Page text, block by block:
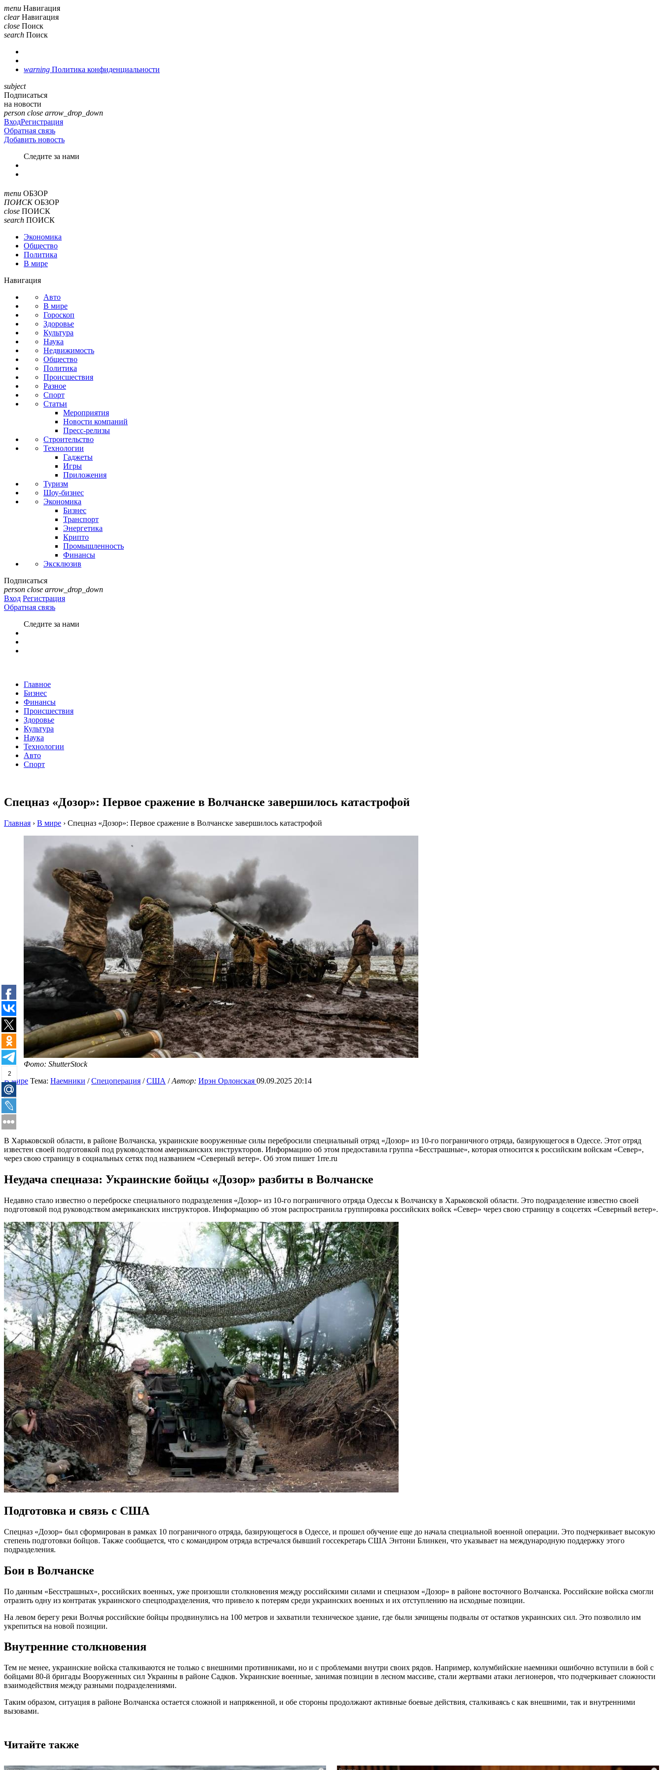
2
menu Навигация
clear Навигация
close Поиск
search Поиск
warning Политика конфиденциальности
subject
Подписаться
на новости
person close arrow_drop_down
ВходРегистрация
Обратная связь
Добавить новость
Cледите за нами
menu ОБЗОР
ПОИСК ОБЗОР
close ПОИСК
search ПОИСК
Экономика
Общество
Политика
В мире
Навигация
Авто
В мире
Гороскоп
Здоровье
Культура
Наука
Недвижимость
Общество
Политика
Происшествия
Разное
Спорт
Статьи
Мероприятия
Новости компаний
Пресс-релизы
Строительство
Технологии
Гаджеты
Игры
Приложения
Туризм
Шоу-бизнес
Экономика
Бизнес
Транспорт
Энергетика
Крипто
Промышленность
Финансы
Эксклюзив
Подписаться
person close arrow_drop_down
Вход Регистрация
Обратная связь
Следите за нами
Главное
Бизнес
Финансы
Происшествия
Здоровье
Культура
Наука
Технологии
Авто
Спорт
Спецназ «Дозор»: Первое сражение в Волчанске завершилось катастрофой
Главная › В мире › Спецназ «Дозор»: Первое сражение в Волчанске завершилось катастрофой
Фото: ShutterStock
В мире Тема: Наемники /Спецоперация /США /Автор: Ирэн Орлонская 09.09.2025 20:14
В Харьковской области, в районе Волчанска, украинские вооруженные силы перебросили специальный отряд «Дозор» из 10-го пограничного отряда, базирующегося в Одессе. Этот отряд
известен своей подготовкой под руководством американских инструкторов. Информацию об этом предоставила группа «Бесстрашные», которая относится к российским войскам «Север»,
через свою страницу в социальных сетях под названием «Северный ветер». Об этом пишет 1rre.ru
Неудача спецназа: Украинские бойцы «Дозор» разбиты в Волчанске
Недавно стало известно о переброске специального подразделения «Дозор» из 10-го пограничного отряда Одессы к Волчанску в Харьковской области. Это подразделение известно своей
подготовкой под руководством американских инструкторов. Информацию об этом распространила группировка российских войск «Север» через свою страницу в соцсетях «Северный ветер».
Подготовка и связь с США
Спецназ «Дозор» был сформирован в рамках 10 пограничного отряда, базирующегося в Одессе, и прошел обучение еще до начала специальной военной операции. Это подчеркивает высокую
степень подготовки бойцов. Также сообщается, что с командиром отряда встречался бывший госсекретарь США Энтони Блинкен, что указывает на международную поддержку этого
подразделения.
Бои в Волчанске
По данным «Бесстрашных», российских военных, уже произошли столкновения между российскими силами и спецназом «Дозор» в районе восточного Волчанска. Российские войска смогли
отразить одну из контратак украинского спецподразделения, что привело к потерям среди украинских военных и их отступлению на исходные позиции.
На левом берегу реки Волчья российские бойцы продвинулись на 100 метров и захватили техническое здание, где были зачищены подвалы от остатков украинских сил. Это позволило им
укрепиться на новой позиции.
Внутренние столкновения
Тем не менее, украинские войска сталкиваются не только с внешними противниками, но и с проблемами внутри своих рядов. Например, колумбийские наемники ошибочно вступили в бой с
бойцами 80-й бригады Вооруженных сил Украины в районе Садков. Украинские военные, занимая позиции в лесном массиве, стали жертвами атаки легионеров, что подчеркивает сложности
взаимодействия между разными подразделениями.
Таким образом, ситуация в районе Волчанска остается сложной и напряженной, и обе стороны продолжают активные боевые действия, сталкиваясь с как внешними, так и внутренними
вызовами.
Читайте также